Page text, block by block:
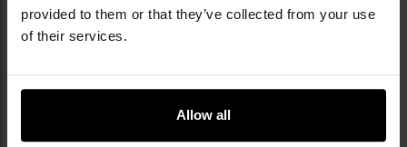
provided to them or that they’ve collected from your use
of their services.
Allow all